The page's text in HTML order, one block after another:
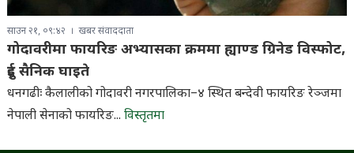
साउन २१, ०९:४२ खबर संवाददाता
गोदावरीमा फायरिङ अभ्यासका क्रममा ह्याण्ड ग्रिनेड विस्फोट,
दुई सैनिक घाइते
धनगढीः कैलालीको गोदावरी नगरपालिका–४ स्थित बन्देवी फायरिङ रेञ्जमा
नेपाली सेनाको फायरिङ... विस्तृतमा